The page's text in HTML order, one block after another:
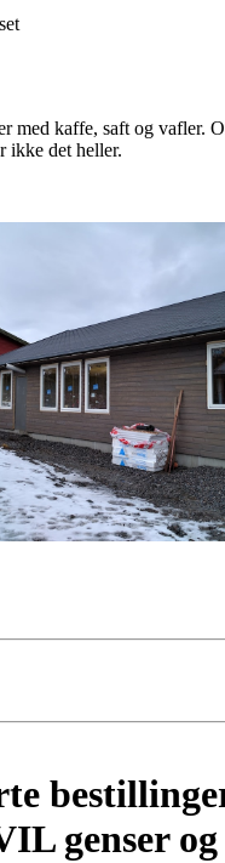
med kaffe, saft og vafler.
ikke det heller.
genser